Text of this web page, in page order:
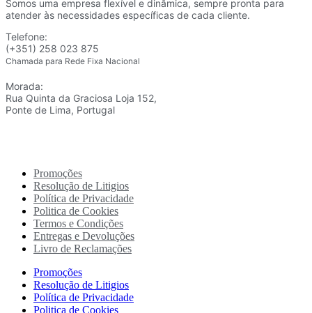
Somos uma empresa flexível e dinâmica, sempre pronta para
atender às necessidades específicas de cada cliente.
Telefone:
(+351) 258 023 875
Chamada para Rede Fixa Nacional
Morada:
Rua Quinta da Graciosa Loja 152,
Ponte de Lima, Portugal
Promoções
Resolução de Litigios
Política de Privacidade
Politica de Cookies
Termos e Condições
Entregas e Devoluções
Livro de Reclamações
Promoções
Resolução de Litigios
Política de Privacidade
Politica de Cookies